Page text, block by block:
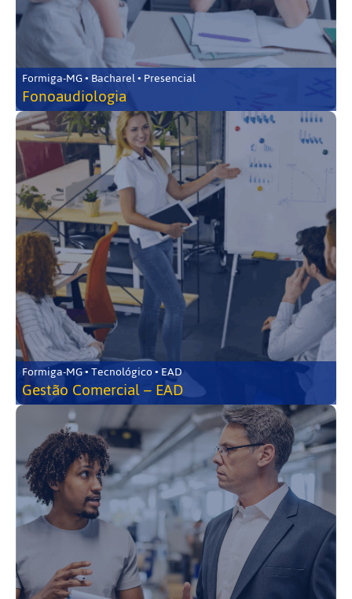
Formiga-MG • Bacharel • Presencial
Fonoaudiologia
Formiga-MG • Tecnológico • EAD
Gestão Comercial – EAD